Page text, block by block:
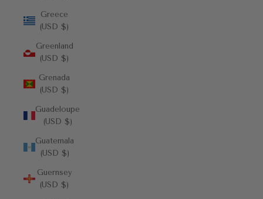
Greece
(USD $)
Greenland
(USD $)
Grenada
(USD $)
Guadeloupe
(USD $)
Guatemala
(USD $)
Guernsey
(USD $)